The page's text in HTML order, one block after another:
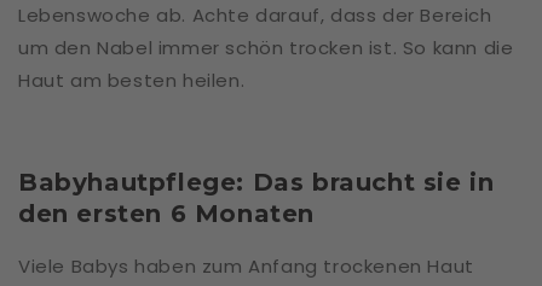
Lebenswoche ab. Achte darauf, dass der Bereich
um den Nabel immer schön trocken ist. So kann die
Haut am besten heilen.
Babyhautpflege: Das braucht sie in
den ersten 6 Monaten
Viele Babys haben zum Anfang trockenen Haut